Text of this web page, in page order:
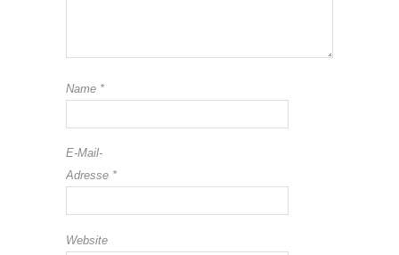
Name *
E-Mail-
Adresse *
Website